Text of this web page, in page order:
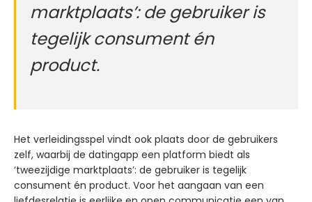
marktplaats’: de gebruiker is
tegelijk consument én
product.
Het verleidingsspel vindt ook plaats door de gebruikers
zelf, waarbij de datingapp een platform biedt als
‘tweezijdige marktplaats’: de gebruiker is tegelijk
consument én product. Voor het aangaan van een